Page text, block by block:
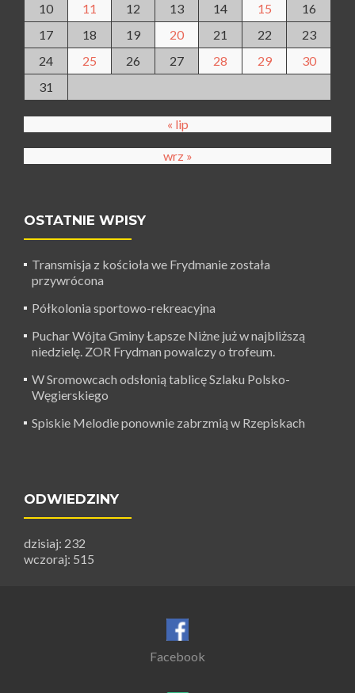
10
11 12 13 14 15
16
17
18 19 20 21 22
23
24
25 26 27 28 29
30
31
« lip
wrz »
OSTATNIE WPISY
Transmisja z kościoła we Frydmanie została
przywrócona
Półkolonia sportowo-rekreacyjna
Puchar Wójta Gminy Łapsze Niżne już w najbliższą
niedzielę. ZOR Frydman powalczy o trofeum.
W Sromowcach odsłonią tablicę Szlaku Polsko-
Węgierskiego
Spiskie Melodie ponownie zabrzmią w Rzepiskach
ODWIEDZINY
dzisiaj: 232
wczoraj: 515
Facebook